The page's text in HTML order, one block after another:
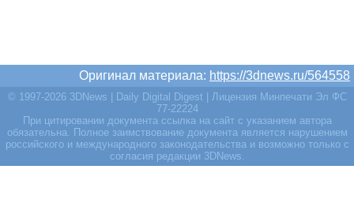
Оригинал материала: https://3dnews.ru/564558
© 1997-2026 3DNews | Daily Digital Digest | Лицензия Минпечати Эл ФС
77-22224
При цитировании документа ссылка на сайт с указанием автора
обязательна. Полное заимствование документа является нарушением
российского и международного законодательства и возможно только с
согласия редакции 3DNews.